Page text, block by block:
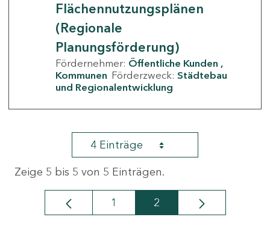
Flächennutzungsplänen
(Regionale
Planungsförderung)
Fördernehmer: Öffentliche Kunden
Kommunen Förderzweck: Städtebau
und Regionalentwicklung
4 Einträge
Zeige 5 bis 5 von 5 Einträgen.
Seite
1 Seite
2